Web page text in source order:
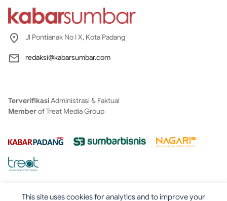
This site uses cookies for analytics and to improve your
Jl Pontianak No I X, Kota Padang
redaksi@kabarsumbar.com
TerverifikasiAdministrasi & Faktual
Memberof Treat Media Group